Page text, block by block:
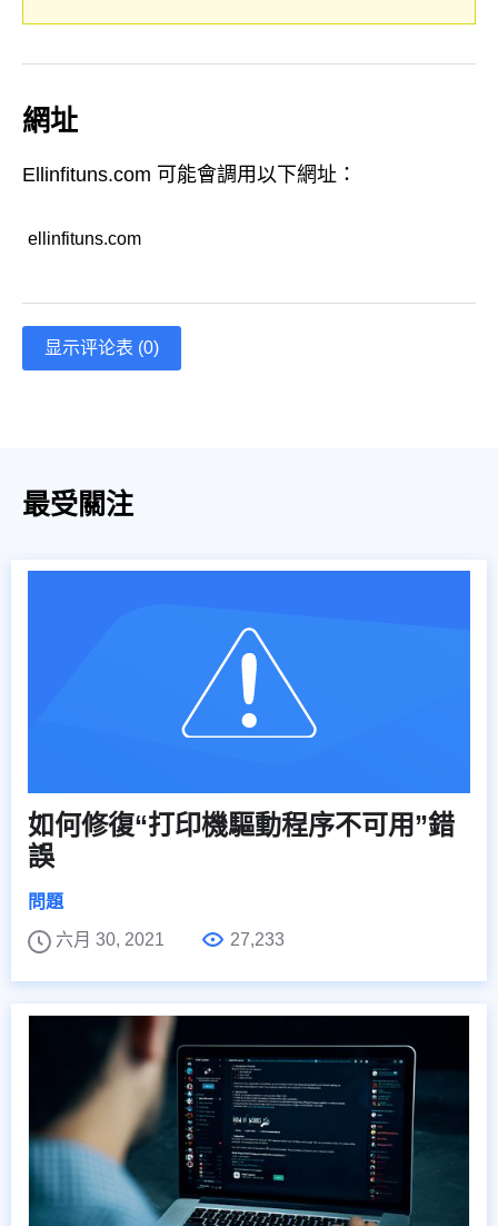
網址
Ellinfituns.com 可能會調用以下網址：
ellinfituns.com
显示评论表 (0)
最受關注
如何修復“打印機驅動程序不可用”錯
誤
問題
六月 30, 2021
27,233